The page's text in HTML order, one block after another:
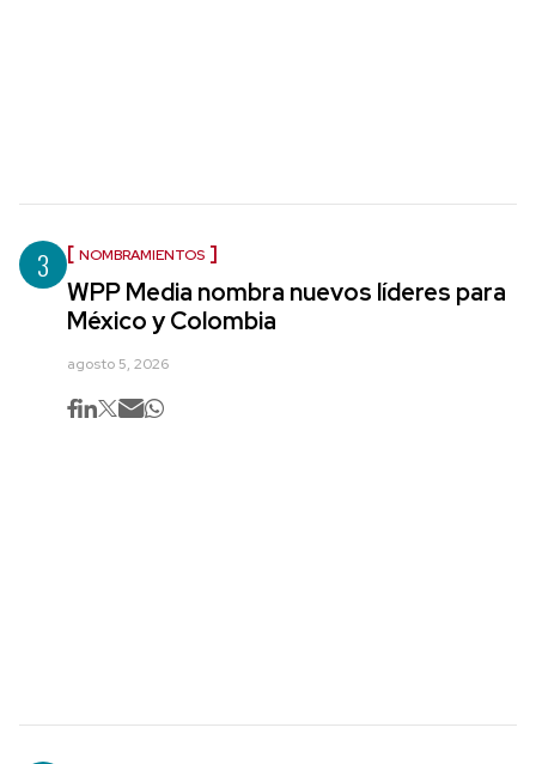
3 NOMBRAMIENTOS
WPP Media nombra nuevos líderes para
México y Colombia
agosto 5, 2026